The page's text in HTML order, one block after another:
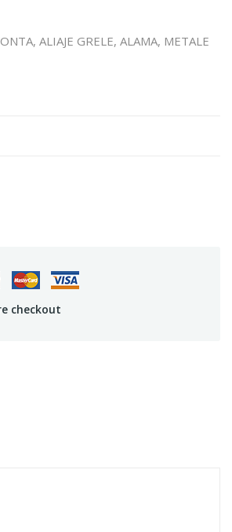
ALIAJE GRELE, ALAMA, METALE
checkout